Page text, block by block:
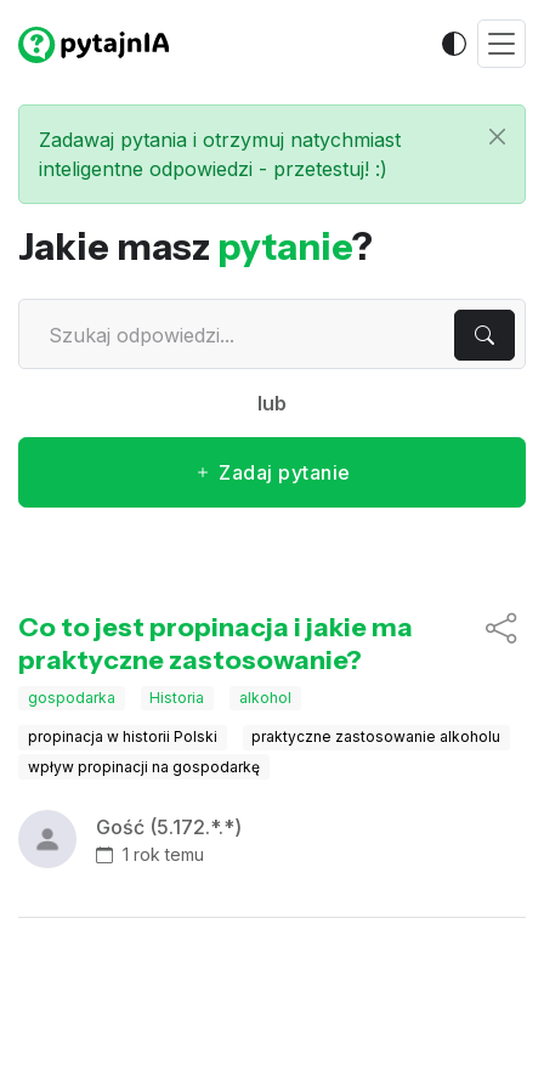
Zadawaj pytania i otrzymuj natychmiast
inteligentne odpowiedzi - przetestuj! :)
Jakie masz pytanie?
lub
Zadaj pytanie
Co to jest propinacja i jakie ma
praktyczne zastosowanie?
gospodarka Historia alkohol
propinacja w historii Polski
praktyczne zastosowanie alkoholu
wpływ propinacji na gospodarkę
Gość (5.172.*.*)
1 rok temu